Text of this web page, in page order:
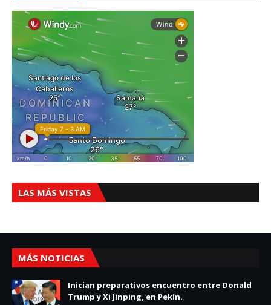
LAS MÁS VISTAS
MÁS NOTICIAS
Inician preparativos encuentro entre Donald
Trump y Xi Jinping, en Pekín.